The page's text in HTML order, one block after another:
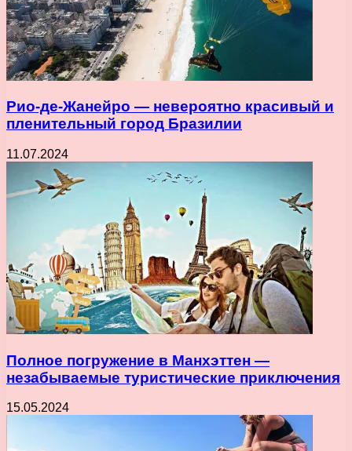
Рио-де-Жанейро — невероятно красивый и
пленительный город Бразилии
11.07.2024
Полное погружение в Манхэттен —
незабываемые туристические приключения
15.05.2024